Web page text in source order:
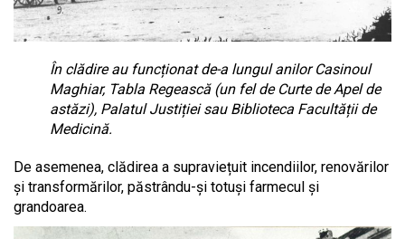
În clădire au funcționat de-a lungul anilor Casinoul
Maghiar, Tabla Regească (un fel de Curte de Apel de
astăzi), Palatul Justiției sau Biblioteca Facultății de
Medicină.
De asemenea, clădirea a supraviețuit incendiilor, renovărilor
și transformărilor, păstrându-și totuși farmecul și
grandoarea.